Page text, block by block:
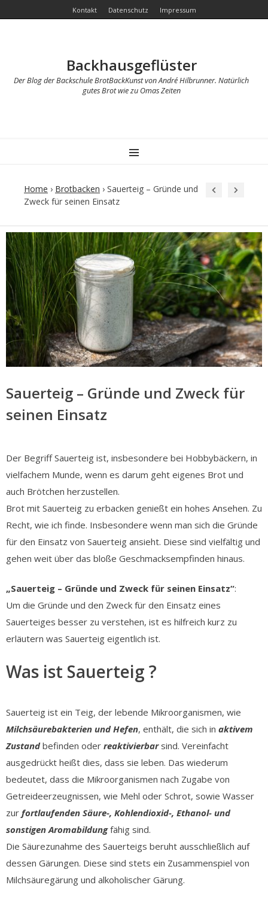
Kontakt Datenschutz Impressum
Backhausgeflüster
Der Blog der Backschule BrotBackKunst von André Hilbrunner. Natürlich
gutes Brot wie zu Omas Zeiten
MENU
Home › Brotbacken › Sauerteig – Gründe und
Zweck für seinen Einsatz
Sauerteig – Gründe und Zweck für
seinen Einsatz
Der Begriff Sauerteig ist, insbesondere bei Hobbybäckern, in
vielfachem Munde, wenn es darum geht eigenes Brot und
auch Brötchen herzustellen.
Brot mit Sauerteig zu erbacken genießt ein hohes Ansehen. Zu
Recht, wie ich finde. Insbesondere wenn man sich die Gründe
für den Einsatz von Sauerteig ansieht. Diese sind vielfältig und
gehen weit über das bloße Geschmacksempfinden hinaus.
„Sauerteig – Gründe und Zweck für seinen Einsatz“:
Um die Gründe und den Zweck für den Einsatz eines
Sauerteiges besser zu verstehen, ist es hilfreich kurz zu
erläutern was Sauerteig eigentlich ist.
Was ist Sauerteig ?
Sauerteig ist ein Teig, der lebende Mikroorganismen, wie
Milchsäurebakterien und Hefen, enthält, die sich in aktivem
Zustandbefinden oder reaktivierbarsind. Vereinfacht
ausgedrückt heißt dies, dass sie leben. Das wiederum
bedeutet, dass die Mikroorganismen nach Zugabe von
Getreideerzeugnissen, wie Mehl oder Schrot, sowie Wasser
zur fortlaufenden Säure-, Kohlendioxid-, Ethanol- und
sonstigen Aromabildungfähig sind.
Die Säurezunahme des Sauerteigs beruht ausschließlich auf
dessen Gärungen. Diese sind stets ein Zusammenspiel von
Milchsäuregärung und alkoholischer Gärung.
Post
navigation